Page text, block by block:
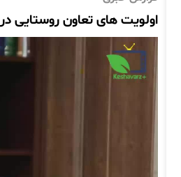
اولویت های تعاون روستایی در 1404